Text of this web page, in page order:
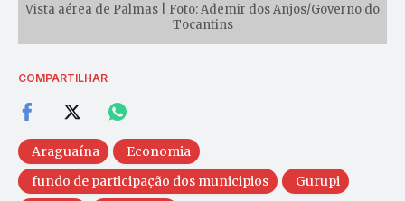
Vista aérea de Palmas | Foto: Ademir dos Anjos/Governo do
Tocantins
COMPARTILHAR
Araguaína
Economia
fundo de participação dos municipios
Gurupi